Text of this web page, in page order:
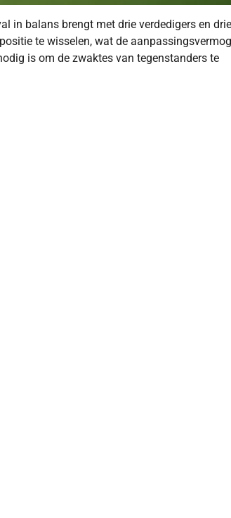
in balans brengt met drie verdedigers en drie
te wisselen, wat de
is om de zwaktes van tegenstanders te